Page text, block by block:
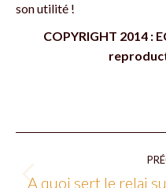
son utilité !
COPYRIGHT 2014 :
A quoi sert le relai